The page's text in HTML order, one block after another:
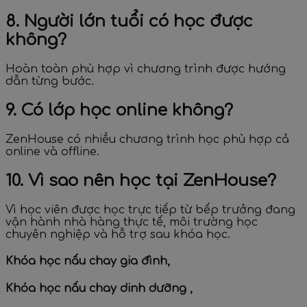
8. Người lớn tuổi có học được
không?
Hoàn toàn phù hợp vì chương trình được hướng
dẫn từng bước.
9. Có lớp học online không?
ZenHouse có nhiều chương trình học phù hợp cả
online và offline.
10. Vì sao nên học tại ZenHouse?
Vì học viên được học trực tiếp từ bếp trưởng đang
vận hành nhà hàng thực tế, môi trường học
chuyên nghiệp và hỗ trợ sau khóa học.
Khóa học nấu chay gia đình,
Khóa học nấu chay dinh dưỡng ,